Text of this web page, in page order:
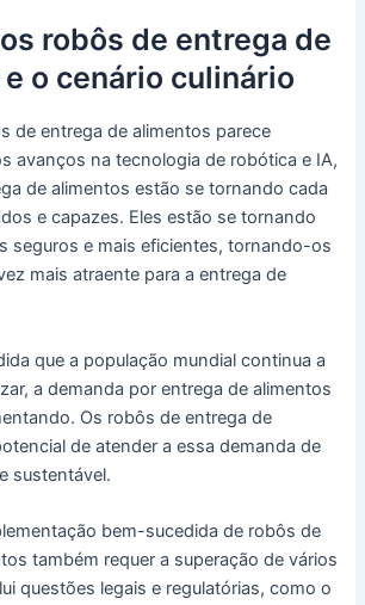
robôs de entrega de
o cenário culinário
de entrega de alimentos parece
avanços na tecnologia de robótica e IA,
de alimentos estão se tornando cada
e capazes. Eles estão se tornando
seguros e mais eficientes, tornando-os
mais atraente para a entrega de
que a população mundial continua a
a demanda por entrega de alimentos
Os robôs de entrega de
de atender a essa demanda de
sustentável.
bem-sucedida de robôs de
também requer a superação de vários
questões legais e regulatórias, como o